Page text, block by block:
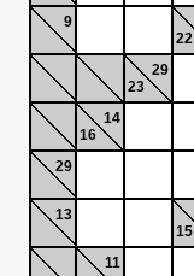
9
22
29
23
14
16
29
13
15
11